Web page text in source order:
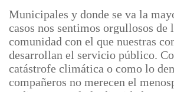
Municipales y donde se va la
casos nos sentimos orgullosos
comunidad con el que nuestras
desarrollan el servicio público.
catástrofe climática o como lo
compañeros no merecen el